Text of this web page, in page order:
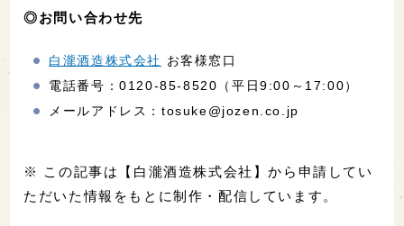
◎お問い合わせ先
白瀧酒造株式会社
お客様窓口
電話番号：0120-85-8520（平日9:00～17:00）
メールアドレス：tosuke@jozen.co.jp
※ この記事は【白瀧酒造株式会社】から申請してい
ただいた情報をもとに制作・配信しています。